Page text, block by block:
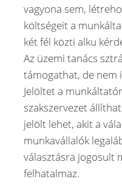
vagyona sem,
költségeit a
két fél közti alku
Az üzemi tanács
támogathat, de nem
Jelöltet a
szakszervezet
jelölt lehet, akit a
munkavállalók
választásra jogosult
felhatalmaz.